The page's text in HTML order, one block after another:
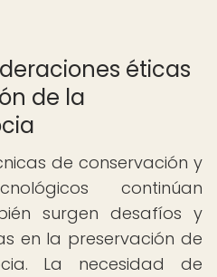
éticas
de la
de conservación y
continúan
surgen desafíos y
en la preservación de
La necesidad de